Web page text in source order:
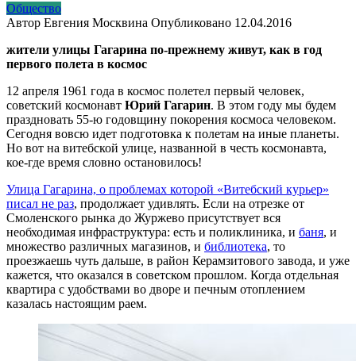
Общество
Автор Евгения Москвина Опубликовано 12.04.2016
жители улицы Гагарина по-прежнему живут, как в год
первого полета в космос
12 апреля 1961 года в космос полетел первый человек,
советский космонавт Юрий Гагарин. В этом году мы будем
праздновать 55-ю годовщину покорения космоса человеком.
Сегодня вовсю идет подготовка к полетам на иные планеты.
Но вот на витебской улице, названной в честь космонавта,
кое-где время словно остановилось!
Улица Гагарина, о проблемах которой «Витебский курьер»
писал не раз, продолжает удивлять. Если на отрезке от
Смоленского рынка до Журжево присутствует вся
необходимая инфраструктура: есть и поликлиника, и баня, и
множество различных магазинов, и библиотека, то
проезжаешь чуть дальше, в район Керамзитового завода, и уже
кажется, что оказался в советском прошлом. Когда отдельная
квартира с удобствами во дворе и печным отоплением
казалась настоящим раем.